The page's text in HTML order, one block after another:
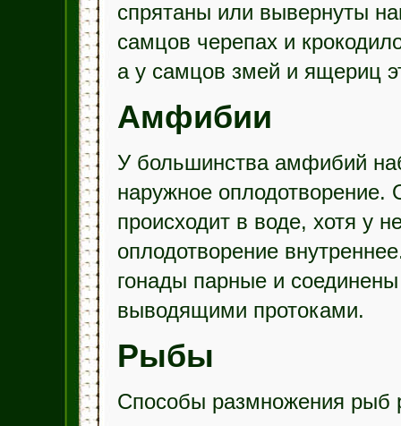
спрятаны или вывернуты
самцов черепах и
а у самцов змей и ящериц
Амфибии
У большинства амфибий
наружное оплодотворение.
происходит в воде, хотя у
оплодотворение
гонады парные и соединены
выводящими протоками.
Рыбы
Способы размножения рыб